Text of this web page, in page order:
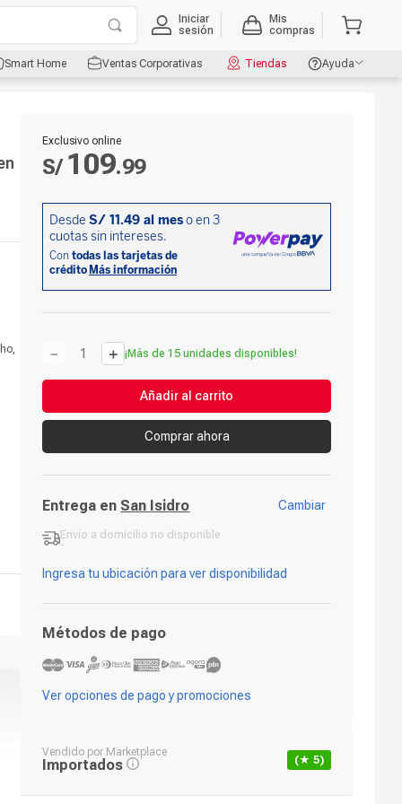
Iniciar
sesión
Mis
compras
Smart Home Ventas Corporativas Tiendas
Ayuda
Exclusivo online
S/ 109.99
＋
－ ¡Más de 15 unidades disponibles!
Añadir al carrito
Comprar ahora
Entrega en San Isidro Cambiar
Envío a domicilio no disponible
-
Ingresa tu ubicación para ver disponibilidad
Métodos de pago
Ver opciones de pago y promociones
Vendido por Marketplace
Importados (★ 5)